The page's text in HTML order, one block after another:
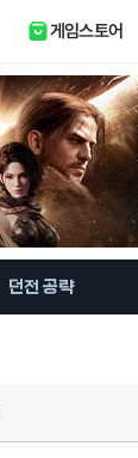
게임스토어
던전 공략